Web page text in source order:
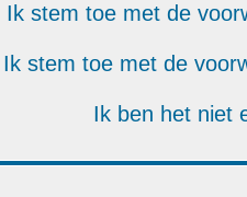
Ik stem toe met de
Ik stem toe met de
Ik ben het niet